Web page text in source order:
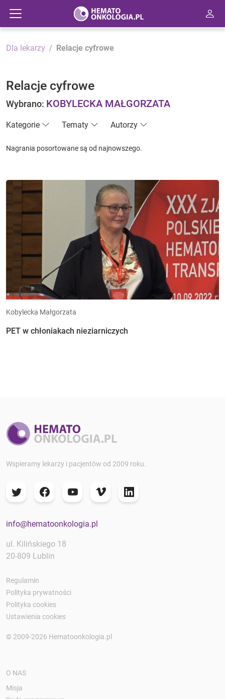
Dla lekarzy Relacje cyfrowe
Relacje cyfrowe
Wybrano: KOBYLECKA MAŁGORZATA
Kategorie Tematy Autorzy
Nagrania posortowane są od najnowszego.
Kobylecka Małgorzata
PET w chłoniakach nieziarniczych
Wspieramy lekarzy i pacjentów od 2009 roku.
info@hematoonkologia.pl
ul. Kilińskiego 18
20-809 Lublin
Regulamin
Polityka prywatności
Polityka cookies
Ustawienia cookies
© 2009-2026 Hematoonkologia.pl
O NAS
Misja